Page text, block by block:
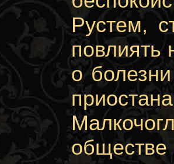
Рустем,
повлиять
о